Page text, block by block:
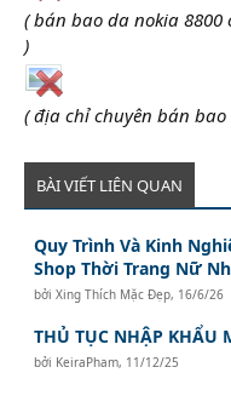
( bán bao da nokia
)
( địa chỉ chuyên bán
BÀI VIẾT LIÊN QUAN
Quy Trình Và Kinh
Shop Thời Trang Nữ
bởiXing Thích Mặc Đẹp, 16/6/26
THỦ TỤC NHẬP KHẨU
bởi KeiraPham, 11/12/25